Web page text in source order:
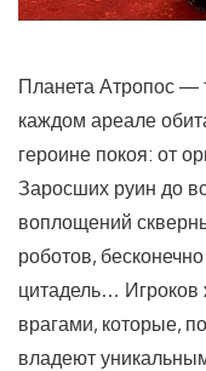
Планета Атропос —
каждом ареале
героине покоя: от
Заросших руин до
воплощений
роботов,
цитадель…
врагами, которые,
владеют